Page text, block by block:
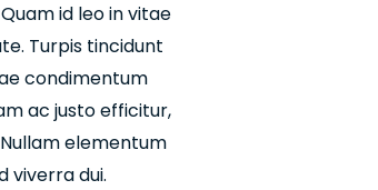
id leo in vitae
Turpis tincidunt
condimentum
ac justo efficitur,
elementum
viverra dui.